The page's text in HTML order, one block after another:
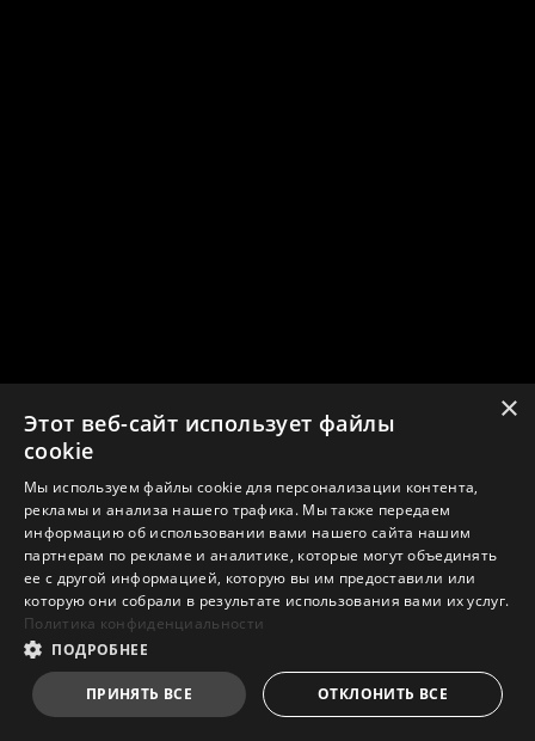
×
Этот веб-сайт использует файлы
cookie
Мы используем файлы cookie для персонализации контента,
рекламы и анализа нашего трафика. Мы также передаем
информацию об использовании вами нашего сайта нашим
партнерам по рекламе и аналитике, которые могут объединять
ее с другой информацией, которую вы им предоставили или
которую они собрали в результате использования вами их услуг.
Политика конфиденциальности
ПОДРОБНЕЕ
ПРИНЯТЬ ВСЕ ОТКЛОНИТЬ ВСЕ